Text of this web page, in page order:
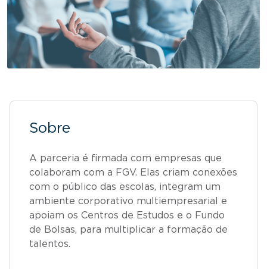
Sobre
A parceria é firmada com empresas que
colaboram com a FGV. Elas criam conexões
com o público das escolas, integram um
ambiente corporativo multiempresarial e
apoiam os Centros de Estudos e o Fundo
de Bolsas, para multiplicar a formação de
talentos.